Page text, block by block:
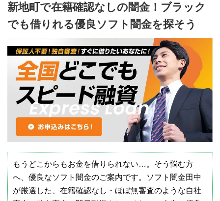
新地町で在籍確認なしの闇金！ブラック
でも借りれる優良ソフト闇金を探そう
もうどこからもお金を借りられない…。そう悩む方
へ、優良なソフト闇金のご案内です。ソフト闇金田中
が厳選した、在籍確認なし・ほぼ無審査のような自社